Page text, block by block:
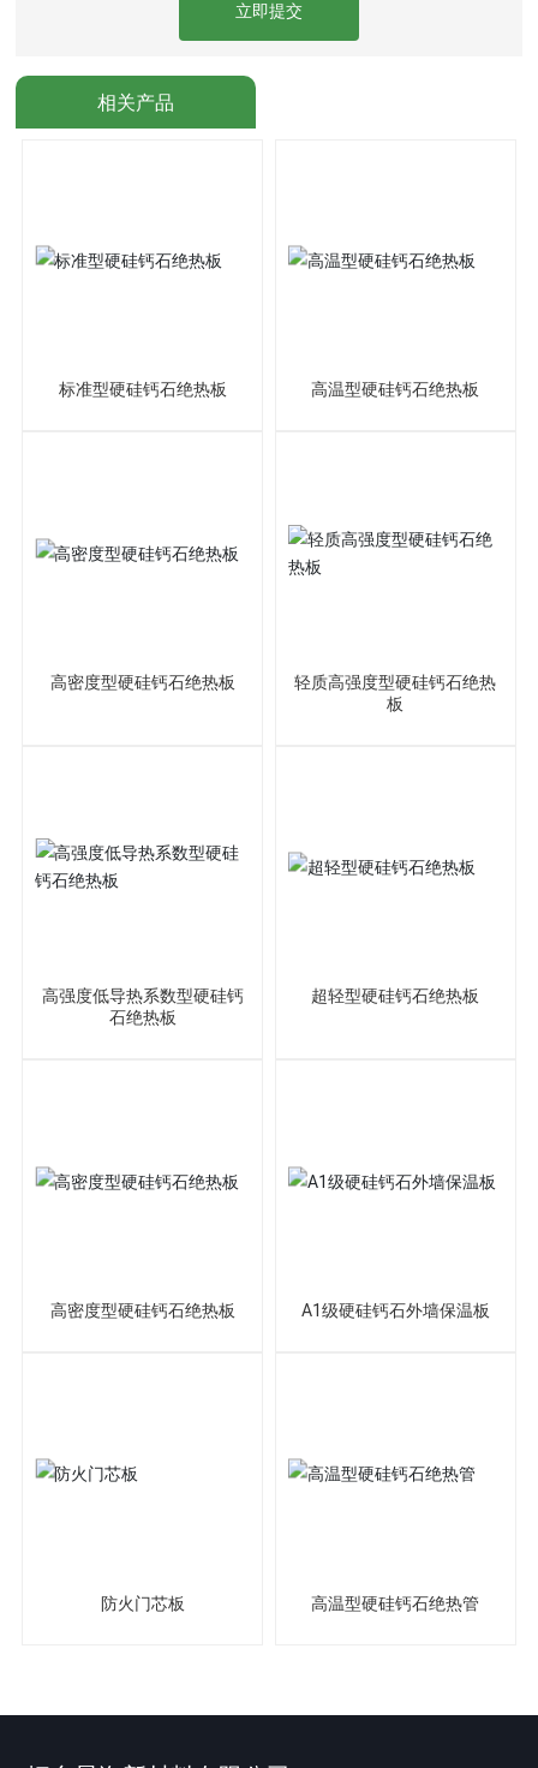
立即提交
相关产品
标准型硬硅钙石绝热板 高温型硬硅钙石绝热板
高密度型硬硅钙石绝热板
轻质高强度型硬硅钙石绝热
板
高强度低导热系数型硬硅钙
石绝热板
超轻型硬硅钙石绝热板
高密度型硬硅钙石绝热板 A1级硬硅钙石外墙保温板
防火门芯板 高温型硬硅钙石绝热管